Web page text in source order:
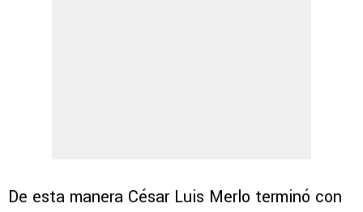
De esta manera César Luis Merlo terminó con